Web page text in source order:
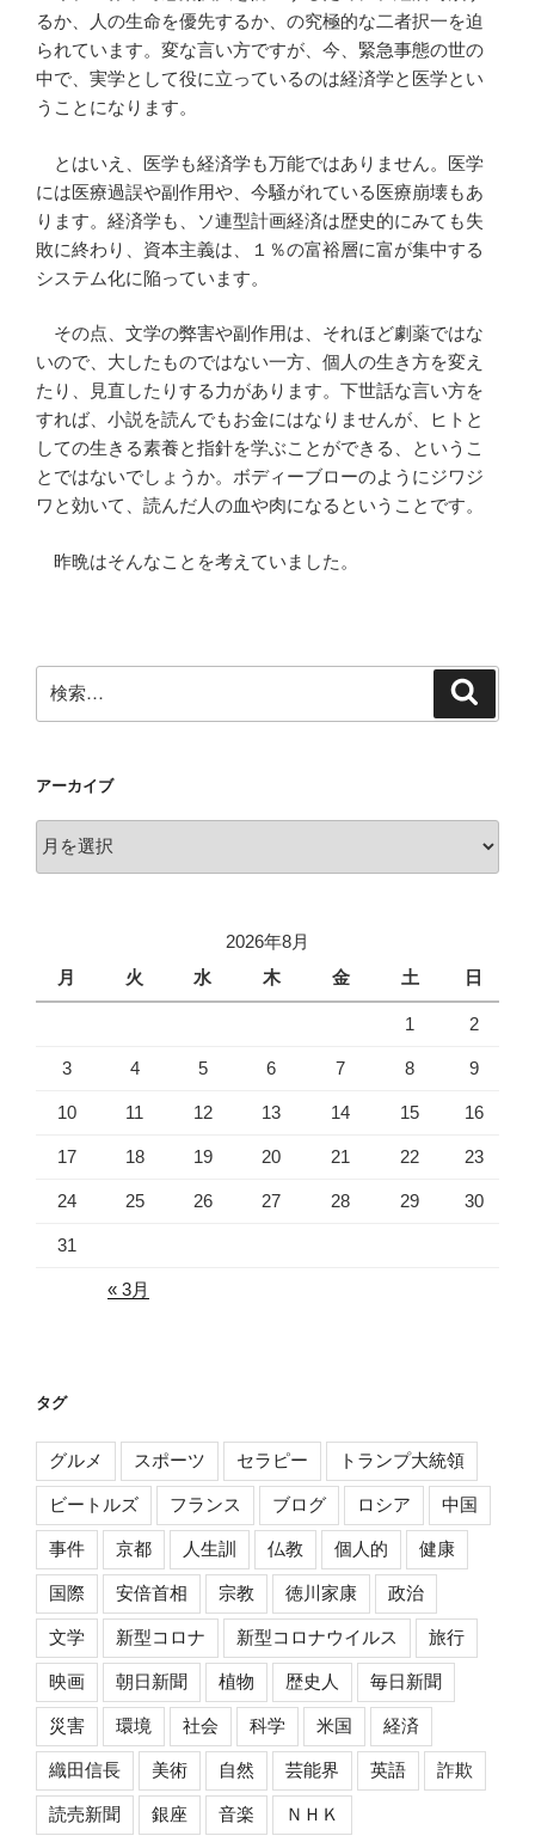
るか、人の生命を優先するか、の究極的な二者択一を迫
られています。変な言い方ですが、今、緊急事態の世の
中で、実学として役に立っているのは経済学と医学とい
うことになります。
とはいえ、医学も経済学も万能ではありません。医学
には医療過誤や副作用や、今騒がれている医療崩壊もあ
ります。経済学も、ソ連型計画経済は歴史的にみても失
敗に終わり、資本主義は、１％の富裕層に富が集中する
システム化に陥っています。
その点、文学の弊害や副作用は、それほど劇薬ではな
いので、大したものではない一方、個人の生き方を変え
たり、見直したりする力があります。下世話な言い方を
すれば、小説を読んでもお金にはなりませんが、ヒトと
しての生きる素養と指針を学ぶことができる、というこ
とではないでしょうか。ボディーブローのようにジワジ
ワと効いて、読んだ人の血や肉になるということです。
昨晩はそんなことを考えていました。
索:
アーカイブ
ア
ー
2026年8月
月
火 水 木 金 土 日
1 2
3 4 5 6 7 8 9
10 11 12 13 14 15 16
17 18 19 20 21 22 23
24 25 26 27 28 29 30
31
« 3月
タグ
グルメ スポーツ セラピー トランプ大統領
ビートルズ フランス ブログ ロシア 中国
事件 京都 人生訓 仏教 個人的 健康
国際 安倍首相 宗教 徳川家康 政治
文学 新型コロナ 新型コロナウイルス 旅行
映画 朝日新聞 植物 歴史人 毎日新聞
災害 環境 社会 科学 米国 経済
織田信長 美術 自然 芸能界 英語 詐欺
読売新聞 銀座 音楽 ＮＨＫ